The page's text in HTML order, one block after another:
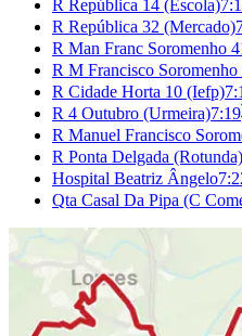
R República 14 (Escola)
R República 32 (Mercado)
R Man Franc Soromenho
R M Francisco
R Cidade Horta 10 (Iefp)
R 4 Outubro (Urmeira)7:19
R Manuel Francisco
R Ponta Delgada (Rotunda)
Hospital Beatriz Ângelo
Qta Casal Da Pipa (C